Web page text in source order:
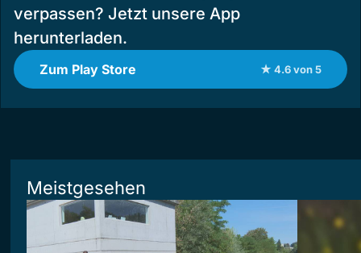
verpassen? Jetzt unsere App
herunterladen.
Zum Play Store ★ 4.6 von 5
Meistgesehen